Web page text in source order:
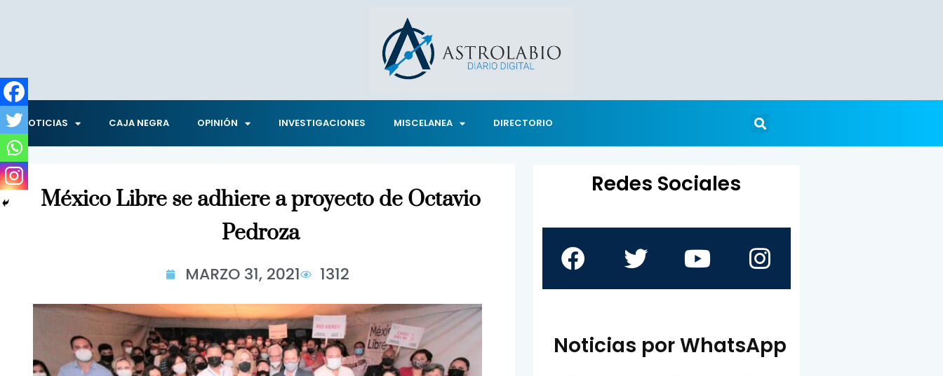
NOTICIAS CAJA NEGRA OPINIÓN INVESTIGACIONES MISCELANEA DIRECTORIO
México Libre se adhiere a proyecto de Octavio
Pedroza
MARZO 31, 2021 1312
Redes Sociales
Noticias por WhatsApp